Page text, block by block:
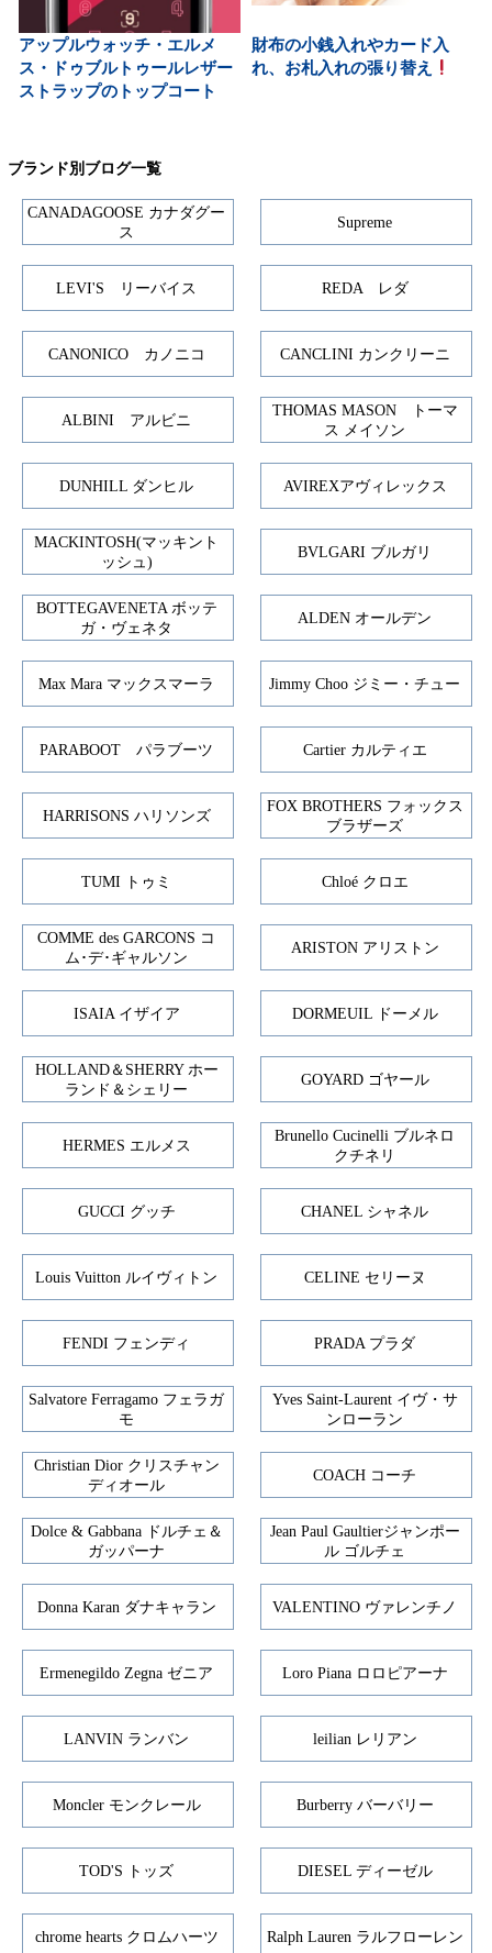
アップルウォッチ・エルメ
ス・ドゥブルトゥールレザー
ストラップのトップコート
財布の小銭入れやカード入
れ、お札入れの張り替え
ブランド別ブログ一覧
CANADAGOOSE カナダグー
ス
Supreme
LEVI'S リーバイス REDA レダ
CANONICO カノニコ CANCLINI カンクリーニ
ALBINI アルビニ
THOMAS MASON トーマ
ス メイソン
DUNHILL ダンヒル AVIREXアヴィレックス
MACKINTOSH(マッキント
ッシュ)
BVLGARI ブルガリ
BOTTEGAVENETA ボッテ
ガ・ヴェネタ
ALDEN オールデン
Max Mara マックスマーラ Jimmy Choo ジミー・チュー
PARABOOT パラブーツ Cartier カルティエ
HARRISONS ハリソンズ
FOX BROTHERS フォックス
ブラザーズ
TUMI トゥミ Chloé クロエ
COMME des GARCONS コ
ム･デ･ギャルソン
ARISTON アリストン
ISAIA イザイア DORMEUIL ドーメル
HOLLAND＆SHERRY ホー
ランド＆シェリー
GOYARD ゴヤール
HERMES エルメス
Brunello Cucinelli ブルネロ
クチネリ
GUCCI グッチ CHANEL シャネル
Louis Vuitton ルイヴィトン CELINE セリーヌ
FENDI フェンディ PRADA プラダ
Salvatore Ferragamo フェラガ
モ
Yves Saint-Laurent イヴ・サ
ンローラン
Christian Dior クリスチャン
ディオール
COACH コーチ
Dolce & Gabbana ドルチェ＆
ガッパーナ
Jean Paul Gaultierジャンポー
ル ゴルチェ
Donna Karan ダナキャラン VALENTINO ヴァレンチノ
Ermenegildo Zegna ゼニア Loro Piana ロロピアーナ
LANVIN ランバン leilian レリアン
Moncler モンクレール Burberry バーバリー
TOD'S トッズ DIESEL ディーゼル
chrome hearts クロムハーツ Ralph Lauren ラルフローレン